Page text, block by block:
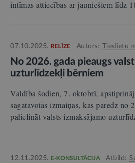
intīmas attiecības ar jauniešiem līdz
07.10.2025. RELĪZE Autors: Tieslietu
No 2026. gada pieaugs
uzturlīdzekļi bērniem
Valdība šodien, 7. oktobrī,
sagatavotās izmaiņas, kas paredz no
palielināt valsts izmaksājamo
12.11.2025. E-KONSULTĀCIJA Atbild: